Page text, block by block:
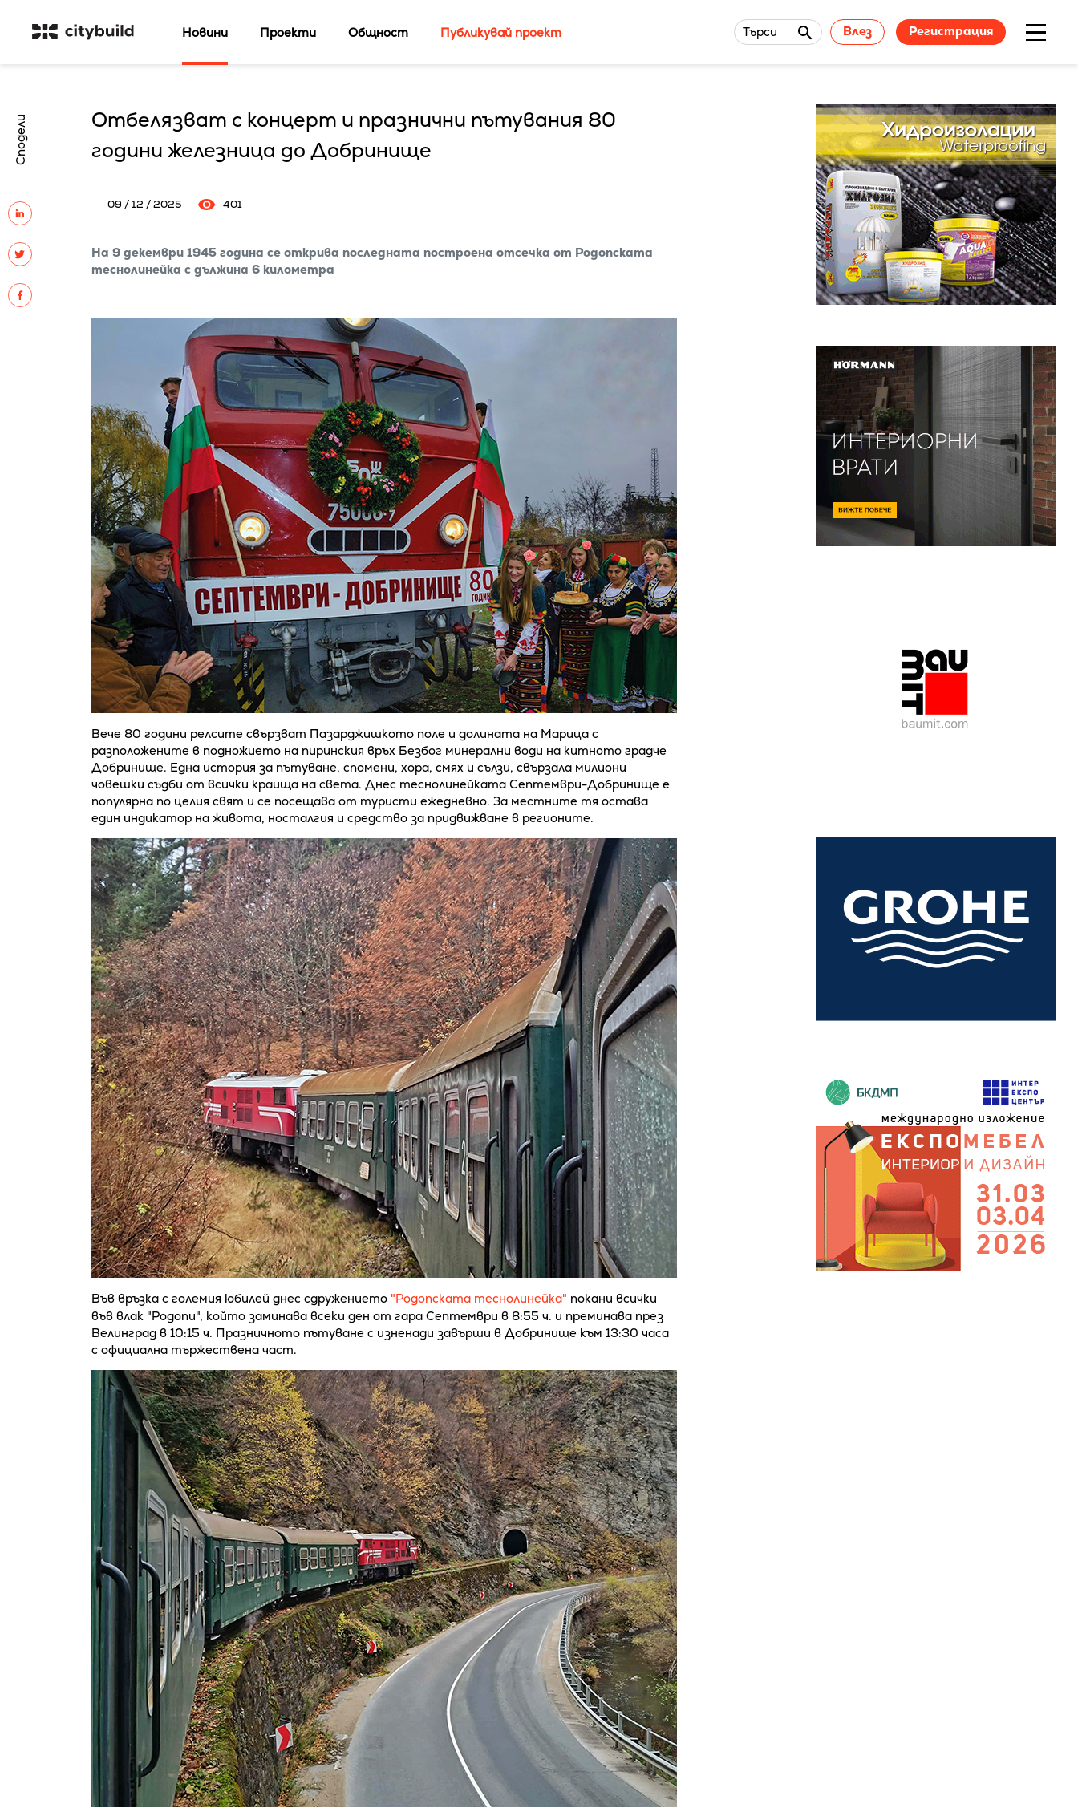
Новини Проекти Общност Публикувай проект Търси Влез Регистрация
Сподели
Отбелязват с концерт и празнични пътувания 80
години железница до Добринище
09 / 12 / 2025 401
На 9 декември 1945 година се открива последната построена отсечка от Родопската
теснолинейка с дължина 6 километра
Вече 80 години релсите свързват Пазарджишкото поле и долината на Марица с
разположените в подножието на пиринския връх Безбог минерални води на китното градче
Добринище. Една история за пътуване, спомени, хора, смях и сълзи, свързала милиони
човешки съдби от всички краища на света. Днес теснолинейката Септември-Добринище е
популярна по целия свят и се посещава от туристи ежедневно. За местните тя остава
един индикатор на живота, носталгия и средство за придвижване в регионите.
Във връзка с големия юбилей днес сдружението "Родопската теснолинейка" покани всички
във влак "Родопи", който заминава всеки ден от гара Септември в 8:55 ч. и преминава през
Велинград в 10:15 ч. Празничното пътуване с изненади завърши в Добринище към 13:30 часа
с официална тържествена част.